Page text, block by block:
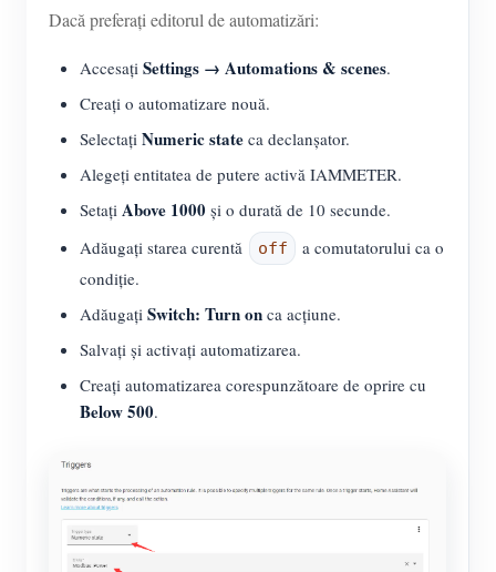
Dacă preferați editorul de automatizări:
Accesați Settings → Automations & scenes.
Creați o automatizare nouă.
Selectați Numeric state ca declanșator.
Alegeți entitatea de putere activă IAMMETER.
Setați Above 1000 și o durată de 10 secunde.
Adăugați starea curentă
off
a comutatorului ca o
condiție.
Adăugați Switch: Turn on ca acțiune.
Salvați și activați automatizarea.
Creați automatizarea corespunzătoare de oprire cu
Below 500.